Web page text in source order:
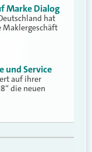
Marke Dialog
hat
Maklergeschäft
und Service
auf ihrer
die neuen